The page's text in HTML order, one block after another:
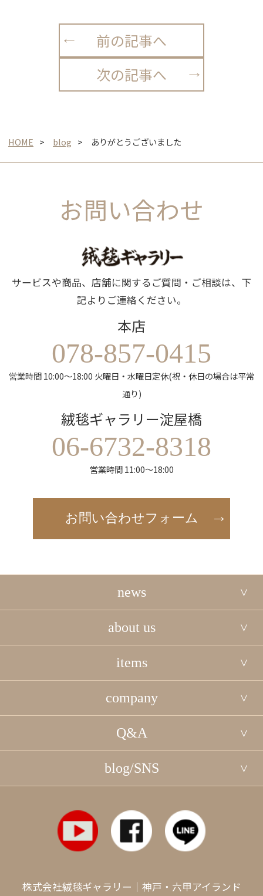
前の記事へ
次の記事へ
HOME blog ありがとうございました
お問い合わせ
サービスや商品、店舗に関するご質問・ご相談は、下
記よりご連絡ください。
本店
078-857-0415
営業時間 10:00～18:00 火曜日・水曜日定休(祝・休日の場合は平常
通り)
絨毯ギャラリー淀屋橋
06-6732-8318
営業時間 11:00～18:00
お問い合わせフォーム
news
about us
items
company
Q&A
blog/SNS
株式会社絨毯ギャラリー｜神戸・六甲アイランド